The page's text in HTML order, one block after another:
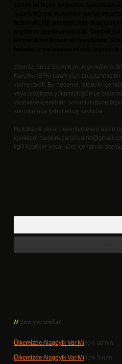
Sitemiz, 5651 Sayılı Kanun gereğince
Kurumu (BTK) tarafından onaylanmış
vermektedir. Bu nedenle, sitedeki
veya araştırma yükümlülüğümüz
yazdıkları içeriklerin sorumluluğunu
sorumluluğu kabul etmiş sayılırlar.
Hukuka ve yasal düzenlemelere aykırı
içerikleri,
ilgili içerikler yasal süre içerisinde
Son yorumlar
Ülkemizde Alageyik Var Mı için admin
Ülkemizde Alageyik Var Mı için Sinan